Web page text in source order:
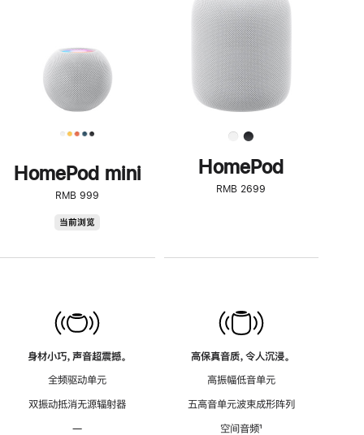
HomePod mini
RMB 999
当前浏览
身材小巧，声音超震撼。
全频驱动单元
双振动抵消无源辐射器
—
了
解
HomePod<
HomePod
RMB 2699
高保真音质，令人沉浸。
高振幅低音单元
五高音单元波束成形阵列
空间音频脚
¹